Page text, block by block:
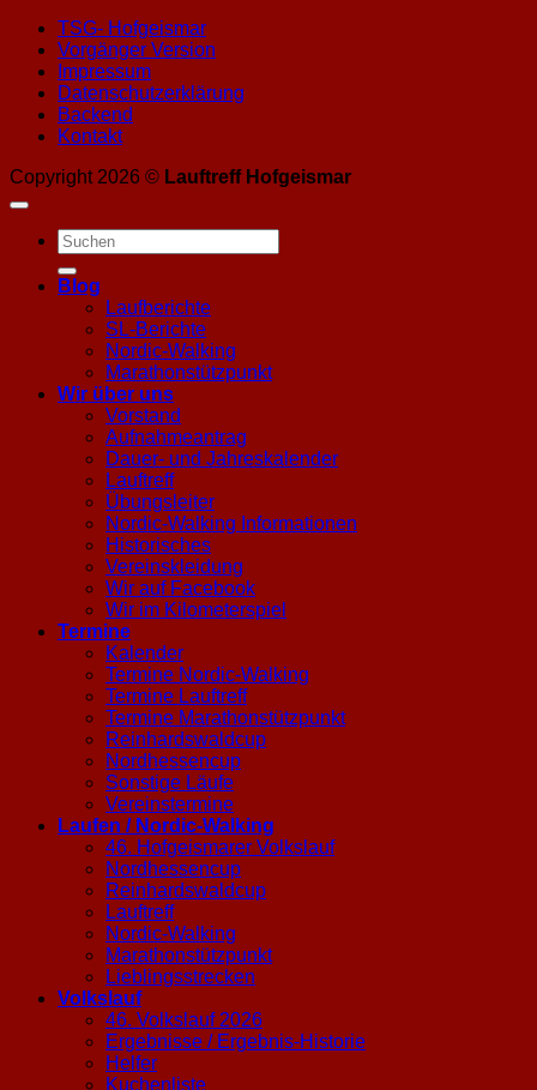
TSG- Hofgeismar
Vorgänger Version
Impressum
Datenschutzerklärung
Backend
Kontakt
Copyright 2026 © Lauftreff Hofgeismar
Blog
Laufberichte
SL-Berichte
Nordic-Walking
Marathonstützpunkt
Wir über uns
Vorstand
Aufnahmeantrag
Dauer- und Jahreskalender
Lauftreff
Übungsleiter
Nordic-Walking Informationen
Historisches
Vereinskleidung
Wir auf Facebook
Wir im Kilometerspiel
Termine
Kalender
Termine Nordic-Walking
Termine Lauftreff
Termine Marathonstützpunkt
Reinhardswaldcup
Nordhessencup
Sonstige Läufe
Vereinstermine
Laufen / Nordic-Walking
46. Hofgeismarer Volkslauf
Nordhessencup
Reinhardswaldcup
Lauftreff
Nordic-Walking
Marathonstützpunkt
Lieblingsstrecken
Volkslauf
46. Volkslauf 2026
Ergebnisse / Ergebnis-Historie
Helfer
Kuchenliste